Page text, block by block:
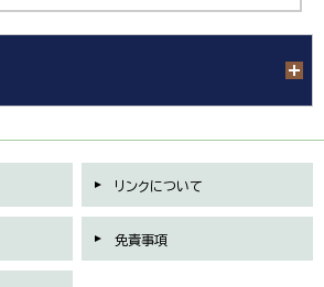
リンクについて
免責事項